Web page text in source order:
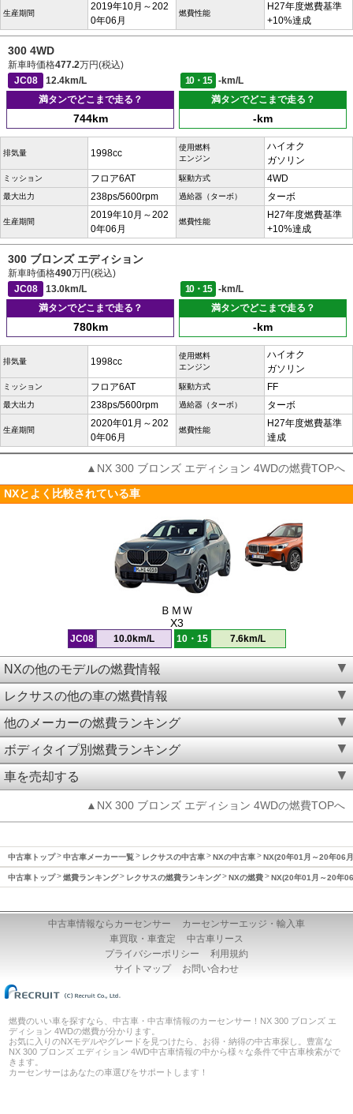
生産期間
2019年10月～202
0年06月
燃費性能
H27年度燃費基準
+10%達成
300 4WD
新車時価格477.2万円(税込)
JC08
12.4km/L 10・15
-km/L
満タンでどこまで走る？
744km
満タンでどこまで走る？
-km
排気量 1998cc
使用燃料
エンジン
ハイオク
ガソリン
ミッション フロア6AT 駆動方式 4WD
最大出力 238ps/5600rpm 過給器（ターボ） ターボ
生産期間
2019年10月～202
0年06月
燃費性能
H27年度燃費基準
+10%達成
300 ブロンズ エディション
新車時価格490万円(税込)
JC08
13.0km/L 10・15
-km/L
満タンでどこまで走る？
780km
満タンでどこまで走る？
-km
排気量 1998cc
使用燃料
エンジン
ハイオク
ガソリン
ミッション フロア6AT 駆動方式 FF
最大出力 238ps/5600rpm 過給器（ターボ） ターボ
生産期間
2020年01月～202
0年06月
燃費性能
H27年度燃費基準
達成
▲NX 300 ブロンズ エディション 4WDの燃費TOPへ
NXとよく比較されている車
ＢＭＷ
X3
JC08 10.0km/L 10・15 7.6km/L
NXの他のモデルの燃費情報
レクサスの他の車の燃費情報
他のメーカーの燃費ランキング
ボディタイプ別燃費ランキング
車を売却する
▲NX 300 ブロンズ エディション 4WDの燃費TOPへ
中古車トップ 中古車メーカー一覧 レクサスの中古車 NXの中古車 NX(20年01月～20年06
中古車トップ 燃費ランキング レクサスの燃費ランキング NXの燃費 NX(20年01月～20年
中古車情報ならカーセンサー
カーセンサーエッジ・輸入車
車買取・車査定
中古車リース
プライバシーポリシー
利用規約
サイトマップ
お問い合わせ
燃費のいい車を探すなら、中古車・中古車情報のカーセンサー！NX 300 ブロンズ エ
ディション 4WDの燃費が分かります。
お気に入りのNXモデルやグレードを見つけたら、お得・納得の中古車探し。豊富な
NX 300 ブロンズ エディション 4WD中古車情報の中から様々な条件で中古車検索がで
きます。
カーセンサーはあなたの車選びをサポートします！